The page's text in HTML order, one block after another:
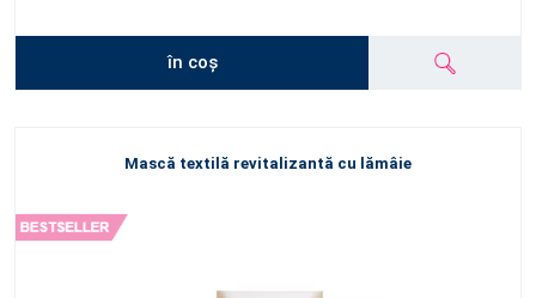
în coș
Mască textilă revitalizantă cu lămâie